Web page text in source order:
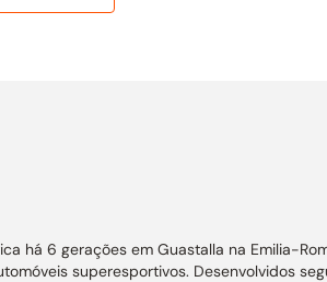
há 6 gerações em Guastalla na Emilia-
superesportivos. Desenvolvidos